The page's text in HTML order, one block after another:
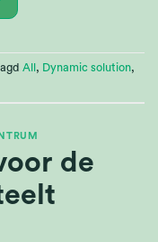
All , Dynamic solution,
de